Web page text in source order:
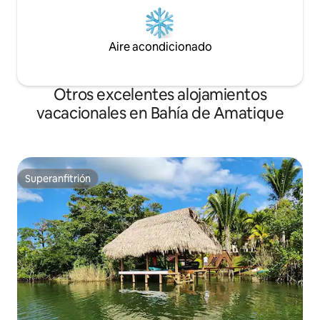
Aire acondicionado
Otros excelentes alojamientos
vacacionales en Bahía de Amatique
Superanfitrión
Superanfitrión